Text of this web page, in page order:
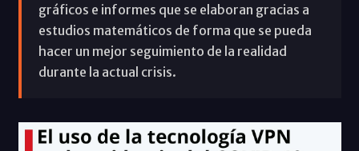
gráficos e informes que se elaboran gracias a
estudios matemáticos de forma que se pueda
hacer un mejor seguimiento de la realidad
durante la actual crisis.